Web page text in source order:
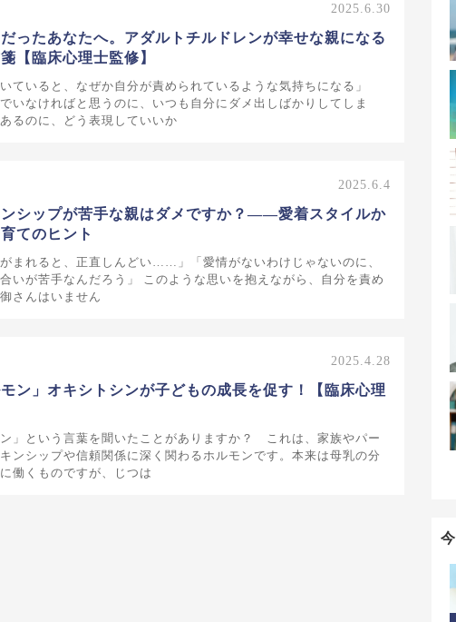
2025.6.30
だったあなたへ。アダルトチルドレンが幸せな親になる
【臨床心理士監修】
いていると、なぜか自分が責められているような気持ちになる」
でいなければと思うのに、いつも自分にダメ出しばかりしてしま
るのに、どう表現していいか
2025.6.4
シップが苦手な親はダメですか？——愛着スタイルか
てのヒント
がまれると、正直しんどい……」「愛情がないわけじゃないのに、
いが苦手なんだろう」 このような思いを抱えながら、自分を責め
さんはいません
2025.4.28
モン」オキシトシンが子どもの成長を促す！【臨床心理
ン」という言葉を聞いたことがありますか？ これは、家族やパー
ンシップや信頼関係に深く関わるホルモンです。本来は母乳の分
働くものですが、じつは